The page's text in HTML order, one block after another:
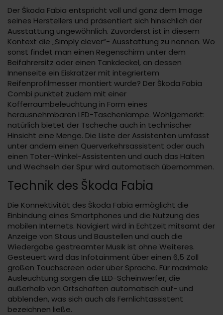
Der Škoda Fabia entspricht voll und ganz dem Image
seines Herstellers und präsentiert sich hinsichlich der
Ausstattung ungewöhnlich. Zuvorderst ist in diesem
Kontext die „Simply clever“- Ausstattung zu nennen. Wo
sonst findet man einen Regenschirm unter dem
Beifahrersitz oder einen Tankdeckel, an dessen
Innenseite ein Eiskratzer mit integriertem
Reifenprofilmesser montiert wurde? Der Škoda Fabia
Combi punktet zudem mit einer
Kofferraumbeleuchtung in Form eines
herausnehmbaren LED-Taschenlampe. Wohlgemerkt:
natürlich bietet der Tscheche auch in technischer
Hinsicht eine Menge. Die Liste der Assistenten umfasst
unter andem einen Querverkehrsassistent oder auch
einen Toter-Winkel-Assistenten und auch das Halten
und Wechseln der Spur wird automatisch übernommen.
Technik des Škoda Fabia
Die Konnektivität des Škoda Fabia ermöglicht die
Einbindung eines Smartphones und die Nutzung des
mobilen Internets. Navigiert wird in Echtzeit mitsamt der
Anzeige von Staus und Baustellen und auch die
Wiedergabe gestreamter Musik ist ohne Weiteres.
Gesteuert wird das Infotainment über einen 6,5 Zoll
großen Touchscreen oder über Sprache. Für maximale
Ausleuchtung sorgen die LED-Scheinwerfer, die
außerhalb von Ortschaften automatisch auf- und
abblenden, was sich auch als Fernlichtassistent
bezeichnen ließe.